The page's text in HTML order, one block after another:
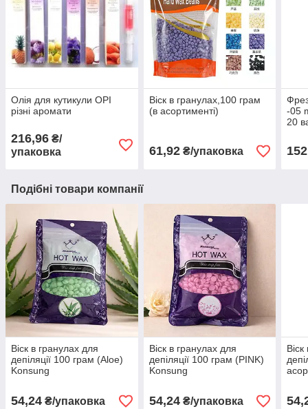
Олія для кутикули OPI
різні аромати
216,96 ₴/
упаковка
Віск в гранулах,100 грам
(в асортименті)
61,92₴/упаковка
-05
20
Подібні товари компанії
Віск в гранулах для
депіляції 100 грам (Aloe)
Konsung
54,24 ₴/упаковка
Віск в гранулах для
депіляції 100 грам (PINK)
Konsung
54,24₴/упаковка